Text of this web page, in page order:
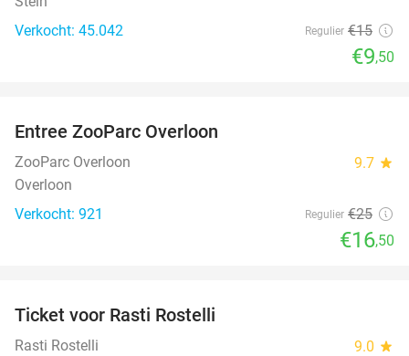
Verkocht: 45.042
Regulier €15
€9,50
Entree ZooParc Overloon
ZooParc Overloon 9.7 star
Overloon
Verkocht: 921
Regulier €25
€16,50
TODAY
Ticket voor Rasti Rostelli
Rasti Rostelli 9.0 star